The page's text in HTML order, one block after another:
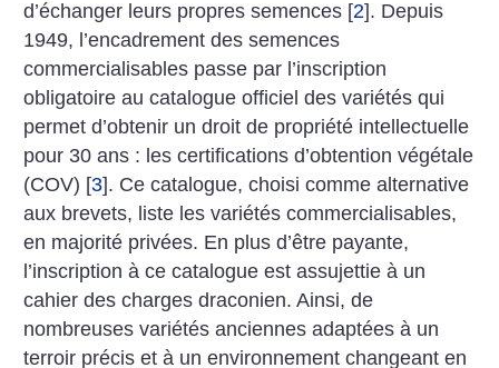
d’échanger leurs propres semences [2]. Depuis
1949, l’encadrement des semences
commercialisables passe par l’inscription
obligatoire au catalogue officiel des variétés qui
permet d’obtenir un droit de propriété intellectuelle
pour 30 ans : les certifications d’obtention végétale
(COV) [3]. Ce catalogue, choisi comme alternative
aux brevets, liste les variétés commercialisables,
en majorité privées. En plus d’être payante,
l’inscription à ce catalogue est assujettie à un
cahier des charges draconien. Ainsi, de
nombreuses variétés anciennes adaptées à un
terroir précis et à un environnement changeant en